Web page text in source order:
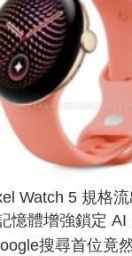
Watch 5 規格
憶體增強鎖定 AI
搜尋首位竟